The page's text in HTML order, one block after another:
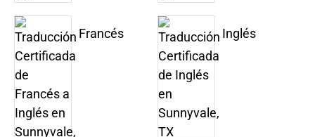
Francés Inglés